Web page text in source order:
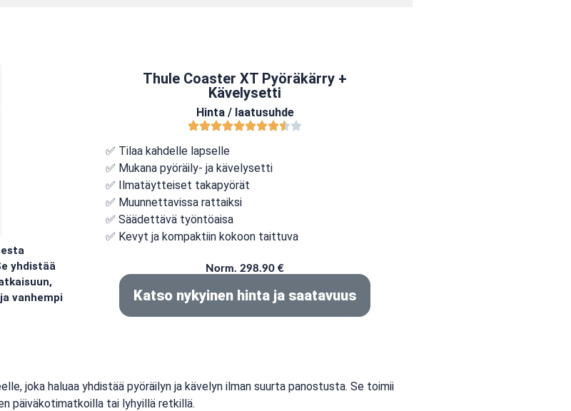
yhdistää
vanhempi
Thule Coaster XT Pyöräkärry +
Kävelysetti
Hinta / laatusuhde
✅ Tilaa kahdelle lapselle
✅ Mukana pyöräily- ja kävelysetti
✅ Ilmatäytteiset takapyörät
✅ Muunnettavissa rattaiksi
✅ Säädettävä työntöaisa
✅ Kevyt ja kompaktiin kokoon taittuva
Norm. 298.90 €
Katso nykyinen hinta ja saatavuus
joka haluaa yhdistää pyöräilyn ja kävelyn ilman suurta panostusta. Se toimii
päiväkotimatkoilla tai lyhyillä retkillä.